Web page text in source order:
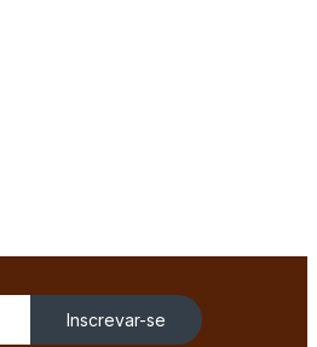
Inscrevar-se